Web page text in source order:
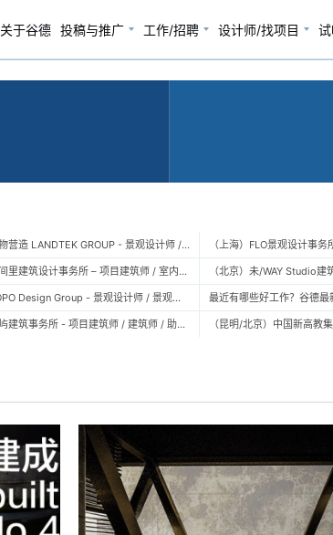
关于谷德 投稿与推广 工作/招聘 设计师/找项目
（广州）风物营造 LANDTEK GROUP - 景观设计师 / 植物设计师 / 品牌运营 / 实习生
（上海）空间里建筑设计事务所 – 项目建筑师 / 室内设计师 / 实习生（建筑/室内）
（上海）TOPO Design Group - 景观设计师 / 景观后期设计师 / 景观实习生
（北京）大屿建筑事务所 - 项目建筑师 / 建筑师 / 助理建筑师 / 实习建筑师
最近有哪些好工作？谷德